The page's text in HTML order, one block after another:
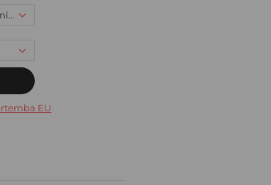
XXXL, 37,90 €: (Disponível)
EU